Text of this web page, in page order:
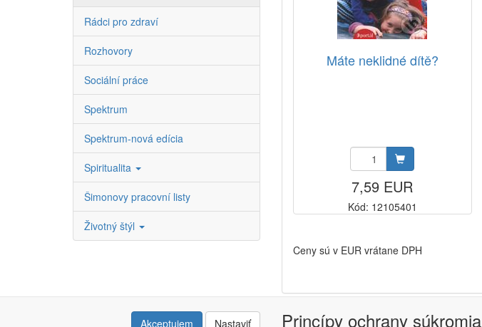
Rádci pro zdraví
Rozhovory
Sociální práce
Spektrum
Spektrum-nová edícia
Spiritualita
Šimonovy pracovní listy
Životný štýl
Máte neklidné dítě?
7,59 EUR
Kód: 12105401
Ceny sú v EUR vrátane DPH
Akceptujem Nastaviť Princípy ochrany súkromia